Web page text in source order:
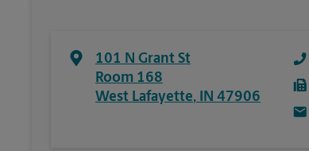
101 N Grant St
Room 168
West Lafayette, IN 47906